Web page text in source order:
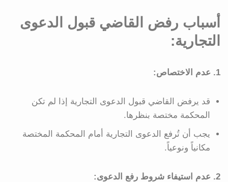
أسباب رفض القاضي قبول الدعوى
التجارية:
1. عدم الاختصاص:
قد يرفض القاضي قبول الدعوى التجارية إذا لم تكن
المحكمة مختصة بنظرها.
يجب أن تُرفع الدعوى التجارية أمام المحكمة المختصة
مكانياً ونوعياً.
2. عدم استيفاء شروط رفع الدعوى: